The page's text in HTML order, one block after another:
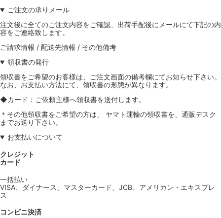
ご注文の承りメール
注文後に全てのご注文内容をご確認、出荷手配後にメールにて下記の内
容をご連絡致します。
ご請求情報 / 配送先情報 / その他備考
領収書の発行
領収書をご希望のお客様は、ご注文画面の備考欄にてお知らせ下さい。
なお、お支払い方法にて、領収書の形態が異なります。
◆カード：ご依頼主様へ領収書を送付します。
＊その他領収書をご希望の方は、 ヤマト運輸の領収書を、通販デスク
までお送り下さい。
お支払いについて
クレジット
カード
一括払い
VISA、ダイナース、マスターカード、JCB、アメリカン・エキスプレ
ス
コンビニ決済